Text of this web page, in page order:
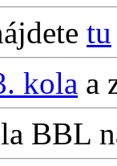
tu
kola a
BBL